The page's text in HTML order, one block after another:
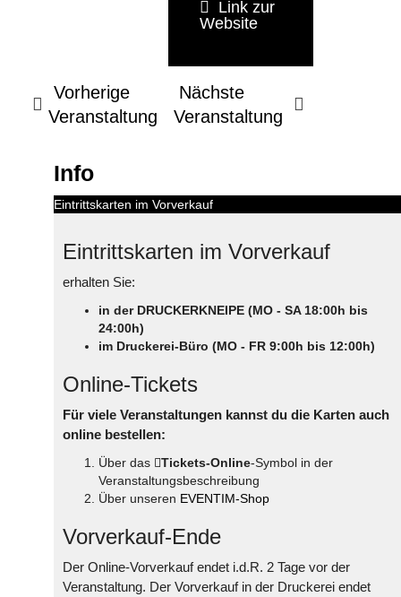
Link zur
Website
Vorherige
Veranstaltung
Nächste
Veranstaltung
Info
Eintrittskarten im Vorverkauf
Eintrittskarten im Vorverkauf
erhalten Sie:
in der DRUCKERKNEIPE (MO - SA 18:00h bis
24:00h)
im Druckerei-Büro (MO - FR 9:00h bis 12:00h)
Online-Tickets
Für viele Veranstaltungen kannst du die Karten auch
online bestellen:
Über das Tickets-Online-Symbol in der
Veranstaltungsbeschreibung
Über unseren EVENTIM-Shop
Vorverkauf-Ende
Der Online-Vorverkauf endet i.d.R. 2 Tage vor der
Veranstaltung. Der Vorverkauf in der Druckerei endet